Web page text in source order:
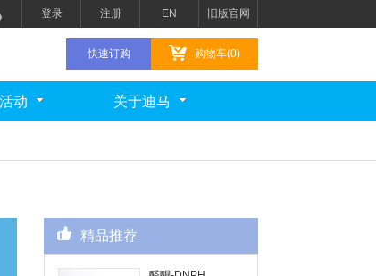
旧版官网
EN
注册
登录
快速订购 购物车(0)
动 关于迪马
精品推荐